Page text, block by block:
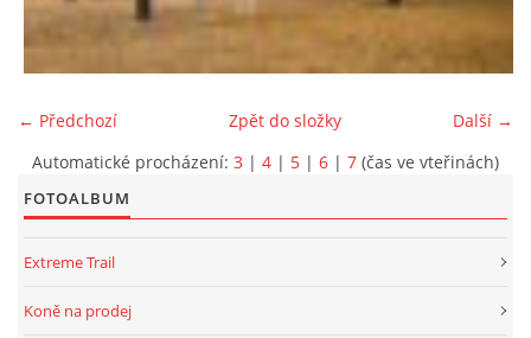
← Předchozí Další →
Zpět do složky
Automatické procházení: 3 | 4 | 5 | 6 | 7 (čas ve vteřinách)
FOTOALBUM
Extreme Trail
Koně na prodej